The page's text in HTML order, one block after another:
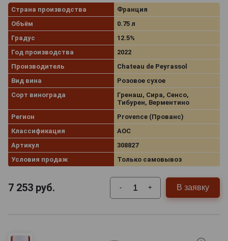
Страна производства
Франция
Объём
0.75 л
Градус
12.5%
Год производства
2022
Производитель
Chateau de Peyrassol
Вид вина
Розовое сухое
Сорт винограда
Гренаш, Сира, Сенсо,
Тибурен, Верментино
Регион
Provence (Прованс)
Классификация
AOC
Артикул
308827
Условия продаж
Только самовывоз
7 253 руб. - + В заявку